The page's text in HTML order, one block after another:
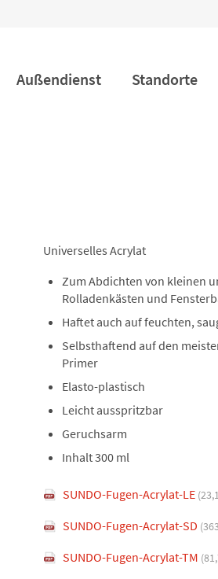
Außendienst Standorte
Universelles Acrylat
Zum Abdichten von kleinen
Rolladenkästen und
Haftet auch auf feuchten,
Selbsthaftend auf den
Primer
Elasto-plastisch
Leicht ausspritzbar
Geruchsarm
Inhalt 300 ml
SUNDO-Fugen-Acrylat-LE
SUNDO-Fugen-Acrylat-SD
SUNDO-Fugen-Acrylat-TM